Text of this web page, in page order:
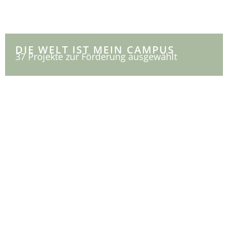
DIE WELT IST MEIN CAMPUS
37 Projekte zur Förderung ausgewählt